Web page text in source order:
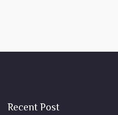
Recent Post